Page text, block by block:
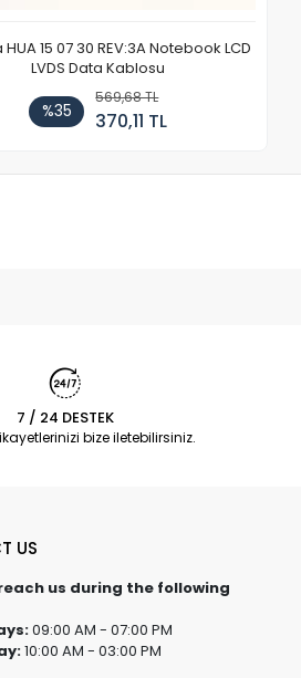
15 07 30 REV:3A Notebook LCD
LVDS Data Kablosu
%35
569,68 TL
370,11 TL
7 / 24 DESTEK
bize iletebilirsiniz.
US
us during the following
09:00 AM - 07:00 PM
10:00 AM - 03:00 PM